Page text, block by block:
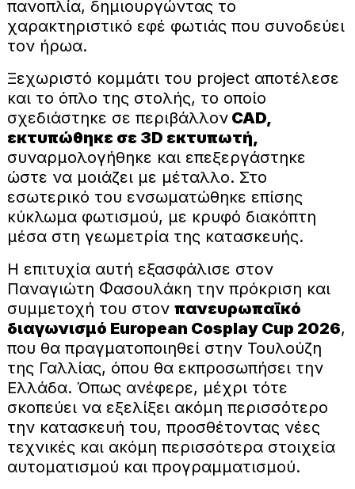
πανοπλία, δημιουργώντας το
χαρακτηριστικό εφέ φωτιάς που συνοδεύει
τον ήρωα.
Ξεχωριστό κομμάτι του project αποτέλεσε
και το όπλο της στολής, το οποίο
σχεδιάστηκε σε περιβάλλονCAD,
εκτυπώθηκε σε 3D εκτυπωτή,
συναρμολογήθηκε και επεξεργάστηκε
ώστε να μοιάζει με μέταλλο. Στο
εσωτερικό του ενσωματώθηκε επίσης
κύκλωμα φωτισμού, με κρυφό διακόπτη
μέσα στη γεωμετρία της κατασκευής.
Η επιτυχία αυτή εξασφάλισε στον
Παναγιώτη Φασουλάκη την πρόκριση και
συμμετοχή του στον πανευρωπαϊκό
διαγωνισμό European Cosplay Cup 2026,
που θα πραγματοποιηθεί στην Τουλούζη
της Γαλλίας, όπου θα εκπροσωπήσει την
Ελλάδα. Όπως ανέφερε, μέχρι τότε
σκοπεύει να εξελίξει ακόμη περισσότερο
την κατασκευή του, προσθέτοντας νέες
τεχνικές και ακόμη περισσότερα στοιχεία
αυτοματισμού και προγραμματισμού.